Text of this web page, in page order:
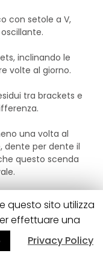
con setole a V,
inclinando le
volte al giorno.
tra brackets e
una volta al
dente per dente il
questo scenda
Il collutorio al
è un valido alleato
ortodontico.
questo sito utilizza
effettuare una
Privacy Policy